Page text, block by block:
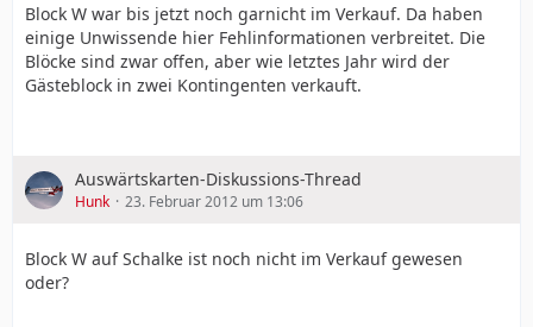
Block W war bis jetzt noch garnicht im Verkauf. Da haben
einige Unwissende hier Fehlinformationen verbreitet. Die
Blöcke sind zwar offen, aber wie letztes Jahr wird der
Gästeblock in zwei Kontingenten verkauft.
Auswärtskarten-Diskussions-Thread
Hunk 23. Februar 2012 um 13:06
Block W auf Schalke ist noch nicht im Verkauf gewesen
oder?